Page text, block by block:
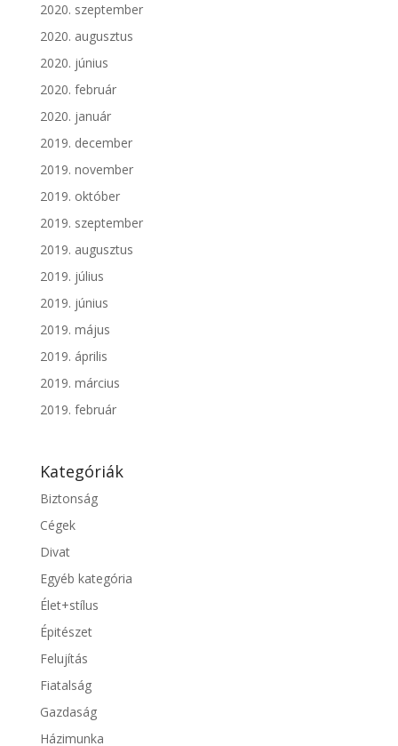
2020. szeptember
2020. augusztus
2020. június
2020. február
2020. január
2019. december
2019. november
2019. október
2019. szeptember
2019. augusztus
2019. július
2019. június
2019. május
2019. április
2019. március
2019. február
Kategóriák
Biztonság
Cégek
Divat
Egyéb kategória
Élet+stílus
Épitészet
Felujítás
Fiatalság
Gazdaság
Házimunka